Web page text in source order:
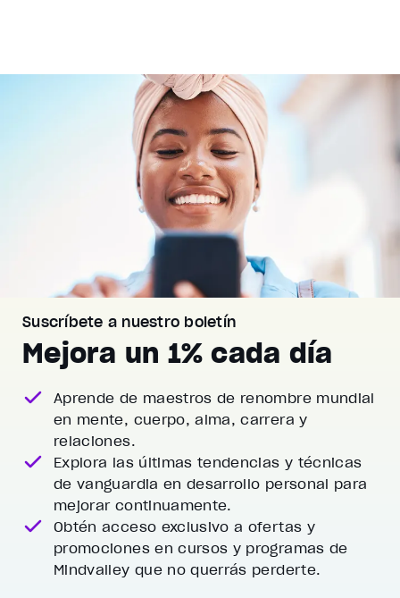
Suscríbete a nuestro boletín
Mejora un 1% cada día
Aprende de maestros de renombre mundial
en mente, cuerpo, alma, carrera y
relaciones.
Explora las últimas tendencias y técnicas
de vanguardia en desarrollo personal para
mejorar continuamente.
Obtén acceso exclusivo a ofertas y
promocionesen cursos y programas de
Mindvalley que no querrás perderte.